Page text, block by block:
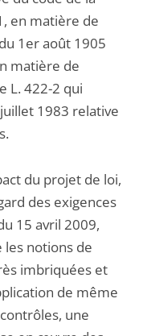
en matière de
1er août 1905
matière de
L. 422-2 qui
1983 relative
du projet de loi,
des exigences
15 avril 2009,
notions de
imbriquées et
de même
une